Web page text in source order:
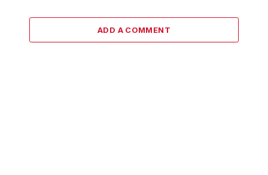
ADD A COMMENT